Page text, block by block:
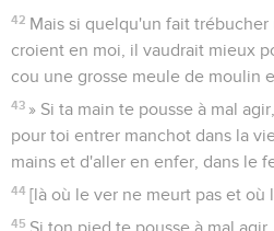
42 Mais si quelqu'un fait
croient en moi, il vaudrait mieux
cou une grosse meule de moulin
43 » Si ta main te pousse à mal
pour toi entrer manchot dans la
mains et d'aller en enfer, dans le
44 [là où le ver ne meurt pas et où
45 Si ton pied te pousse à mal